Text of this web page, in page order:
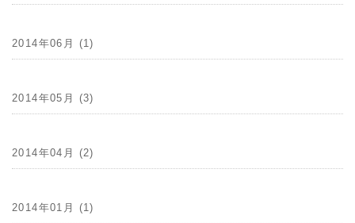
2014年06月 (1)
2014年05月 (3)
2014年04月 (2)
2014年01月 (1)